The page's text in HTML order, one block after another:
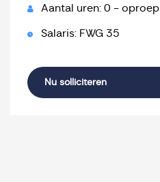
Aantal uren: 0 - oproep
Salaris: FWG 35
Nu solliciteren